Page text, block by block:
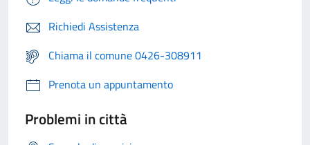
Richiedi Assistenza
Chiama il comune 0426-308911
Prenota un appuntamento
Problemi in città